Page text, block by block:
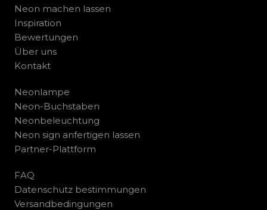
Neon machen lassen
Inspiration
Bewertungen
Über uns
Kontakt
Neonlampe
Neon-Buchstaben
Neonbeleuchtung
Neon sign anfertigen lassen
Partner-Plattform
FAQ
Datenschutz bestimmungen
Versandbedingungen